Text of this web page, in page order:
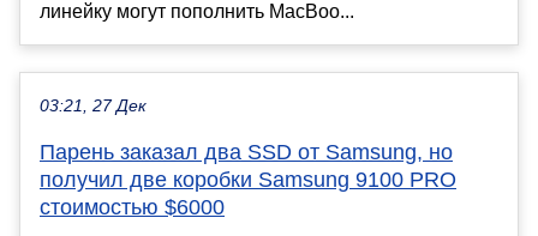
линейку могут пополнить MacBoo...
03:21, 27 Дек
Парень заказал два SSD от Samsung, но
получил две коробки Samsung 9100 PRO
стоимостью $6000